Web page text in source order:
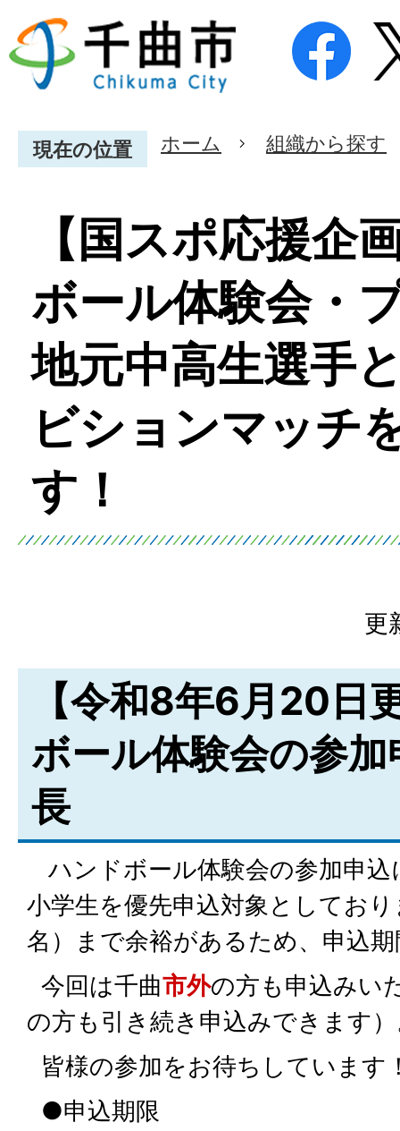
現在の位置 ホーム 組織から探す
【国スポ応援企
ボール体験会・
地元中高生選手
ビションマッチ
す！
更
【令和8年6月20日
ボール体験会の参
長
ハンドボール体験会の参加申込
小学生を優先申込対象としてお
名）まで余裕があるため、申込
今回は千曲市外の方も申込みい
の方も引き続き申込みできます
皆様の参加をお待ちしています
●申込期限